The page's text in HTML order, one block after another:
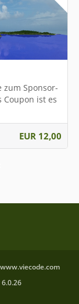
zum Sponsor-
Coupon ist es
EUR 12,00
www.viecode.com